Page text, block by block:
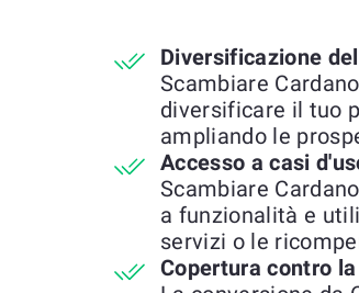
Diversificazione
Scambiare
diversificare il tuo
ampliando le
Accesso a casi
Scambiare
a funzionalità e
servizi o le
Copertura contro